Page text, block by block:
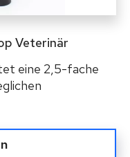
Veterinär
eine 2,5-fache